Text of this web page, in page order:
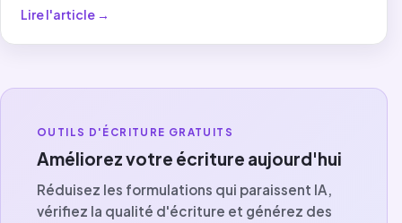
Lire l'article→
OUTILS D'ÉCRITURE GRATUITS
Améliorez votre écriture aujourd'hui
Réduisez les formulations qui paraissent IA,
vérifiez la qualité d'écriture et générez des